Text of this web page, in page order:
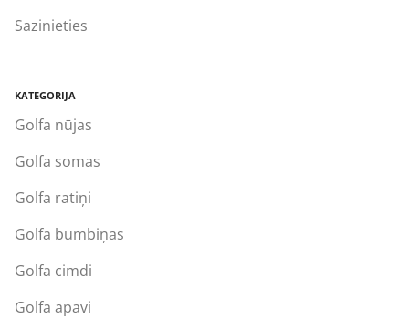
Sazinieties
KATEGORIJA
Golfa nūjas
Golfa somas
Golfa ratiņi
Golfa bumbiņas
Golfa cimdi
Golfa apavi